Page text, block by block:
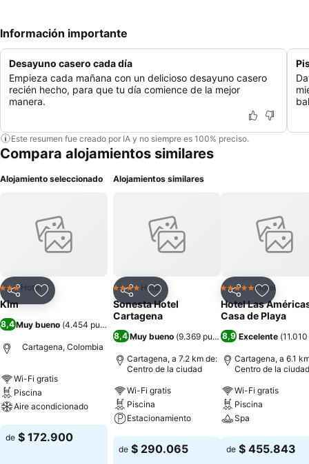
Información importante
Desayuno casero cada día
Empieza cada mañana con un delicioso desayuno casero
recién hecho, para que tu día comience de la mejor
manera.
Este resumen fue creado por IA y no siempre es 100% preciso.
Compara alojamientos similares
Alojamiento seleccionado
CompartirAgregar a favoritos
3 Estrellas
Hotel
Kim
8,4Muy bueno (4.454 puntuaciones)
Cartagena, Colombia
Wi-Fi gratis
Piscina
Aire acondicionado
Ver precios
de $ 172.900
Alojamientos similares
CompartirAgregar a favoritos
4 EstrellasHotel
Sonesta Hotel
Cartagena
8,4 Muy bueno (9.369 puntuaciones)
Cartagena, a 7.2 km de:
Centro de la ciudad
Wi-Fi gratis
Piscina
Estacionamiento
Ver precios
de $ 290.065
CompartirAgregar
5 EstrellasHotel
Hotel Las
Casa de Playa
8,9 Excelente (
Cartagena, a 6.1
Centro de la ciudad
Wi-Fi gratis
Piscina
Spa
Ver precios
de $ 455.843